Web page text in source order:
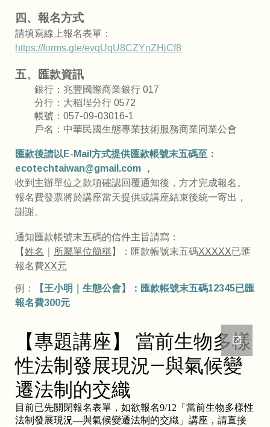
四、報名方式
請填寫線上報名表單：
https://forms.gle/evqUqU8CZYnZHjCf8
五、匯款資訊
銀行：兆豐國際商業銀行 017
分行：大稻埕分行 0572
帳號：057-09-03016-1
戶名：中華民國生態專業技術服務商業同業公會
匯款後請以E-Mail方式提供匯款帳號末五碼至：
ecotechtaiwan@gmail.com ，
收到主辦單位之款項確認回覆通知後，方才完成報名。
報名費發票將於講座當天提供或講座結束後統一寄出，
謝謝。
通知匯款帳號末五碼的信件主旨請寫：
【姓名 所屬單位簡稱】：匯款帳號末五碼XXXXX已匯
報名費XX元
例：
【王小明｜生態公會】：匯款帳號末五碼12345已匯
報名費300元